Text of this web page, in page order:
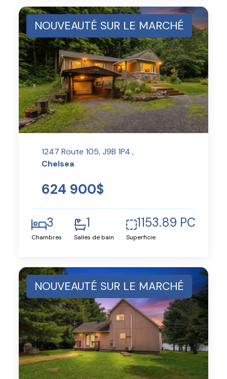
NOUVEAUTÉ SUR LE MARCHÉ
1247 Route 105, J9B 1P4 ,
Chelsea
624 900$
3
Chambres
1
Salles de bain
1153.89 PC
Superficie
NOUVEAUTÉ SUR LE MARCHÉ